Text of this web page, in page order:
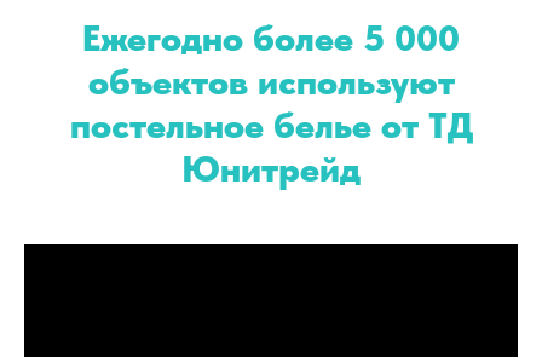
Ежегодно более 5 000
объектов используют
постельное белье от ТД
Юнитрейд